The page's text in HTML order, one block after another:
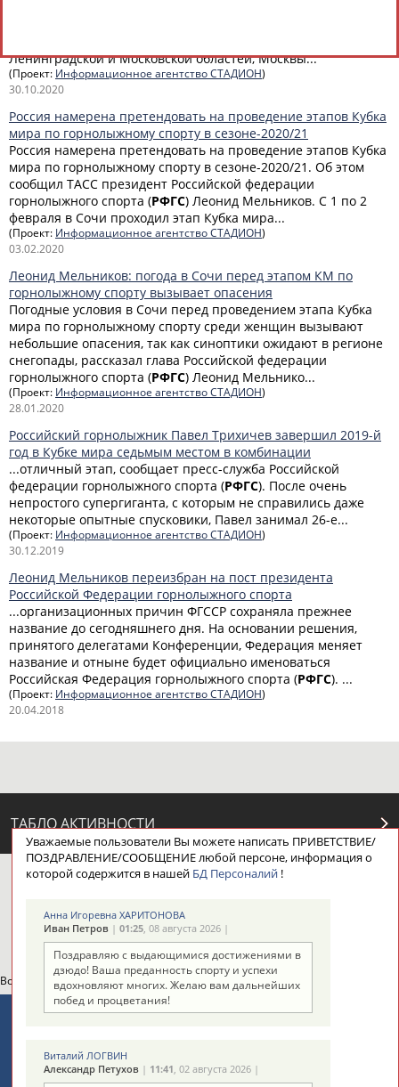
Ленинградской и Московской областей, Москвы...
(Проект: Информационное агентство СТАДИОН)
30.10.2020
Россия намерена претендовать на проведение этапов Кубка
мира по горнолыжному спорту в сезоне-2020/21
Россия намерена претендовать на проведение этапов Кубка
мира по горнолыжному спорту в сезоне-2020/21. Об этом
сообщил ТАСС президент Российской федерации
горнолыжного спорта (РФГС) Леонид Мельников. С 1 по 2
февраля в Сочи проходил этап Кубка мира...
(Проект: Информационное агентство СТАДИОН)
03.02.2020
Леонид Мельников: погода в Сочи перед этапом КМ по
горнолыжному спорту вызывает опасения
Погодные условия в Сочи перед проведением этапа Кубка
мира по горнолыжному спорту среди женщин вызывают
небольшие опасения, так как синоптики ожидают в регионе
снегопады, рассказал глава Российской федерации
горнолыжного спорта (РФГС) Леонид Мельнико...
(Проект: Информационное агентство СТАДИОН)
28.01.2020
Российский горнолыжник Павел Трихичев завершил 2019-й
год в Кубке мира седьмым местом в комбинации
...отличный этап, сообщает пресс-служба Российской
федерации горнолыжного спорта (РФГС). После очень
непростого супергиганта, с которым не справились даже
некоторые опытные спусковики, Павел занимал 26-е...
(Проект: Информационное агентство СТАДИОН)
30.12.2019
Леонид Мельников переизбран на пост президента
Российской Федерации горнолыжного спорта
...организационных причин ФГССР сохраняла прежнее
название до сегодняшнего дня. На основании решения,
принятого делегатами Конференции, Федерация меняет
название и отныне будет официально именоваться
Российская Федерация горнолыжного спорта (РФГС). ...
(Проект: Информационное агентство СТАДИОН)
20.04.2018
ТАБЛО АКТИВНОСТИ
ЦЕЛИ ПРОЕКТА НАШИ КНОПКИ
Вопросы сотрудничества и совместной деятельностиinform@infosport.ru
Стадион, 1998-2026
Адресов в новостной рассылке: 996
Уважаемые пользователи Вы можете написать ПРИВЕТСТВИЕ/
ПОЗДРАВЛЕНИЕ/СООБЩЕНИЕ любой персоне, информация о
которой содержится в нашей БД Персоналий!
Анна Игоревна ХАРИТОНОВА
Иван Петров| 01:25, 08 августа 2026 |
Поздравляю с выдающимися достижениями в
дзюдо! Ваша преданность спорту и успехи
вдохновляют многих. Желаю вам дальнейших
побед и процветания!
Виталий ЛОГВИН
Александр Петухов| 11:41, 02 августа 2026 |